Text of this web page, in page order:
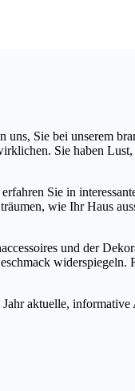
Sie bei unserem
Sie haben
Sie in
wie Ihr Haus
und der
aktuelle,